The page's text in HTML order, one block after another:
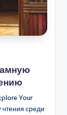
Your
среди